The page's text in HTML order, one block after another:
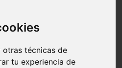
otras técnicas de
tu experiencia de
llanos-de-aridane